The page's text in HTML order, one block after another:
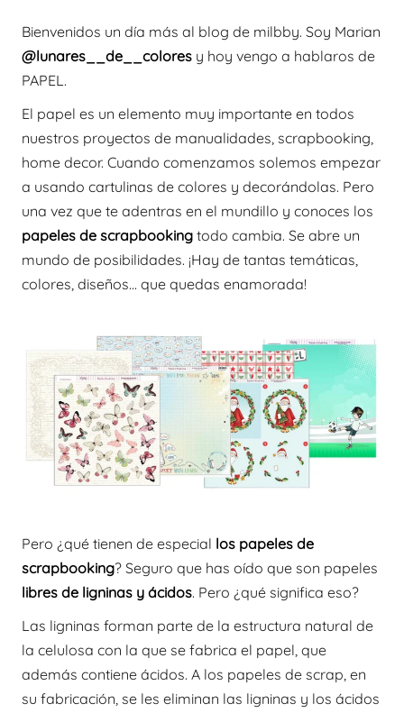
Bienvenidos un día más al blog de milbby. Soy Marian
@lunares__de__colores y hoy vengo a hablaros de
PAPEL.
El papel es un elemento muy importante en todos
nuestros proyectos de manualidades, scrapbooking,
home decor. Cuando comenzamos solemos empezar
a usando cartulinas de colores y decorándolas. Pero
una vez que te adentras en el mundillo y conoces los
papeles de scrapbooking todo cambia. Se abre un
mundo de posibilidades. ¡Hay de tantas temáticas,
colores, diseños… que quedas enamorada!
Pero ¿qué tienen de especial los papeles de
scrapbooking? Seguro que has oído que son papeles
libres de ligninas y ácidos. Pero ¿qué significa eso?
Las ligninas forman parte de la estructura natural de
la celulosa con la que se fabrica el papel, que
además contiene ácidos. A los papeles de scrap, en
su fabricación, se les eliminan las ligninas y los ácidos